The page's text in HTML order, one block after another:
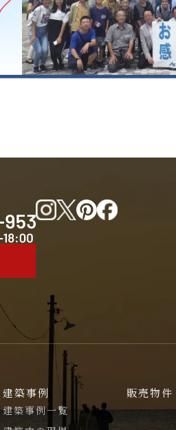
建築事例
建築事例一覧
販売物件